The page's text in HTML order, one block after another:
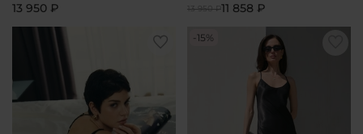
13 950 ₽
13 950 ₽11 858 ₽
-15%